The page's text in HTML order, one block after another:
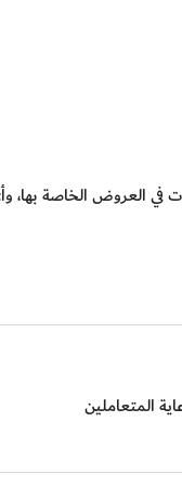
في العروض الخاصة
المتعاملين